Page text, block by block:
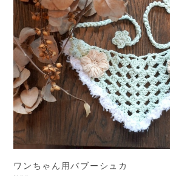
ワンちゃん用バブーシュカ